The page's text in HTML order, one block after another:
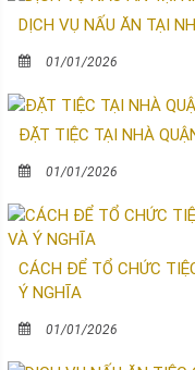
DỊCH VỤ NẤU ĂN TẠI
01/01/2026
ĐẶT TIỆC TẠI NHÀ
01/01/2026
CÁCH ĐỂ TỔ CHỨC
Ý NGHĨA
01/01/2026